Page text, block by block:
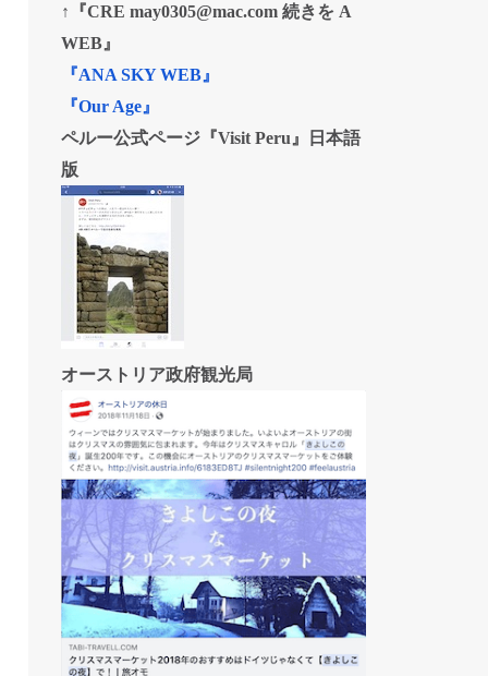
↑『CRE may0305@mac.com 続きを A
WEB』
『ANA SKY WEB』
『Our Age』
ペルー公式ページ『Visit Peru』日本語
版
オーストリア政府観光局